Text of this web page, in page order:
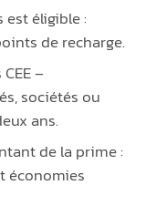
éligible :
de recharge.
–
sociétés ou
ans.
de la prime :
économies